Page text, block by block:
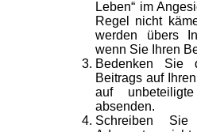
Leben“ im
Regel nicht
werden übers
wenn Sie Ihren
Bedenken Sie
Beitrags auf
auf
absenden.
Schreiben